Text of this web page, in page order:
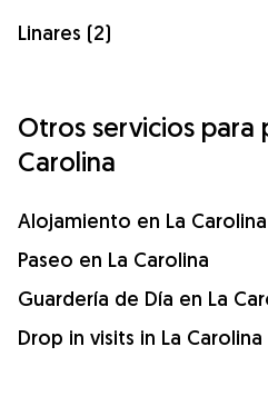
Linares (2)
Otros servicios para
Carolina
Alojamiento en La Carolina
Paseo en La Carolina
Guardería de Día en La
Drop in visits in La Carolina